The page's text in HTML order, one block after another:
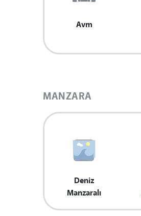
Avm
MANZARA
Deniz
Manzaralı